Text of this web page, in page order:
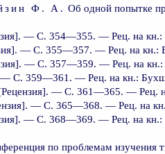
Ф. А. Об одной попытке
— С. 354—355. — Рец. на кн.:
— С. 355—357. — Рец. на кн.:
— С. 357—359. — Рец. на кн.:
— С. 359—361. — Рец. на кн.:
— С. 361—365. — Рец.
— С. 365—368. — Рец. на
— С. 368—369. — Рец. на кн.:
по проблемам изучения